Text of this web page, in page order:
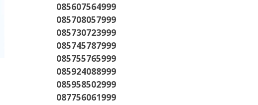
085607564999
085708057999
085730723999
085745787999
085755765999
085924088999
085958502999
087756061999